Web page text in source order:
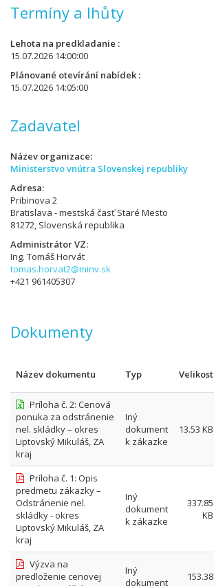
Termíny a lhůty
Lehota na predkladanie
15.07.2026 14:00:00
Plánované otevírání nabídek
15.07.2026 14:05:00
Zadavatel
Název organizace
Ministerstvo vnútra Slovenskej republiky
Adresa
Pribinova 2
Bratislava - mestská časť Staré Mesto
81272, Slovenská republika
Administrátor VZ
Ing. Tomáš Horvát
tomas.horvat2@minv.sk
+421 961405307
Dokumenty
Název dokumentu Typ Velikost
Príloha č. 2: Cenová
ponuka za odstránenie
nel. skládky – okres
Liptovský Mikuláš, ZA
kraj
Iný
dokument
k zákazke
13.53 KB
Príloha č. 1: Opis
predmetu zákazky –
Odstránenie nel.
skládky - okres
Liptovský Mikuláš, ZA
kraj
Iný
dokument
k zákazke
337.85
KB
Výzva na
predloženie cenovej
Iný
dokument
153.38